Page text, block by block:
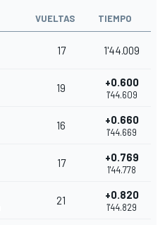
VUELTAS TIEMPO
17 1'44.009
19 +0.600
1'44.609
16 +0.660
1'44.669
17 +0.769
1'44.778
21 +0.820
1'44.829